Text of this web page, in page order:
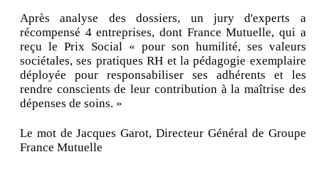
Après analyse des dossiers, un jury d'experts a
récompensé 4 entreprises, dont France Mutuelle, qui a
reçu le Prix Social « pour son humilité, ses valeurs
sociétales, ses pratiques RH et la pédagogie exemplaire
déployée pour responsabiliser ses adhérents et les
rendre conscients de leur contribution à la maîtrise des
dépenses de soins. »
Le mot de Jacques Garot, Directeur Général de Groupe
France Mutuelle